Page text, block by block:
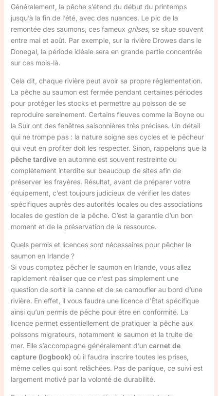
Généralement, la pêche s’étend du début du printemps
jusqu’à la fin de l’été, avec des nuances. Le pic de la
remontée des saumons, ces fameux grilses, se situe souvent
entre mai et août. Par exemple, sur la rivière Drowes dans le
Donegal, la période idéale sera en grande partie concentrée
sur ces mois-là.
Cela dit, chaque rivière peut avoir sa propre réglementation.
La pêche au saumon est fermée pendant certaines périodes
pour protéger les stocks et permettre au poisson de se
reproduire sereinement. Certains fleuves comme la Boyne ou
la Suir ont des fenêtres saisonnières très précises. Un détail
qui ne trompe pas : la nature soigne ses cycles et le pêcheur
qui veut en profiter doit les respecter. Sinon, rappelons que la
pêche tardiveen automne est souvent restreinte ou
complètement interdite sur beaucoup de sites afin de
préserver les frayères. Résultat, avant de préparer votre
équipement, c’est toujours judicieux de vérifier les dates
spécifiques auprès des autorités locales ou des associations
locales de gestion de la pêche. C’est la garantie d’un bon
moment et de la préservation de la ressource.
Quels permis et licences sont nécessaires pour pêcher le
saumon en Irlande ?
Si vous comptez pêcher le saumon en Irlande, vous allez
rapidement réaliser que ce n’est pas simplement une
question de sortir la canne et de se camoufler au bord d’une
rivière. En effet, il vous faudra une licence d’État spécifique
ainsi qu’un permis de pêche pour être en conformité. La
licence permet essentiellement de pratiquer la pêche aux
poissons migrateurs, notamment le saumon et la truite de
mer. Elle s’accompagne généralement d’un carnet de
capture (logbook) où il faudra inscrire toutes les prises,
même celles qui sont relâchées. Pas de panique, ce suivi est
largement motivé par la volonté de durabilité.